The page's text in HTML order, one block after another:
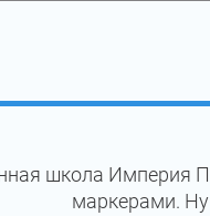
школа Империя
маркерами.